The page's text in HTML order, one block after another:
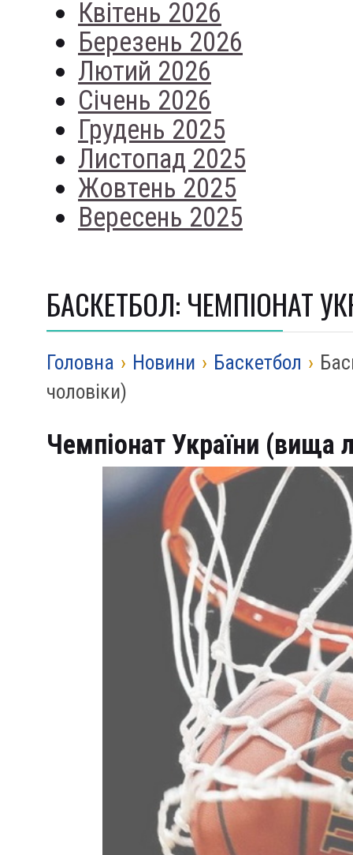
Квітень 2026
Березень 2026
Лютий 2026
Січень 2026
Грудень 2025
Листопад 2025
Жовтень 2025
Вересень 2025
БАСКЕТБОЛ: ЧЕМПІОНАТ
Головна › Новини › Баскетбол ›
чоловіки)
Чемпіонат України (вища